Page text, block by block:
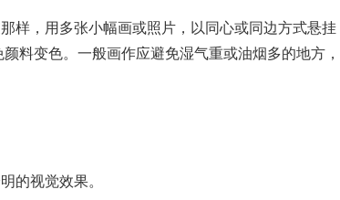
样，用多张小幅画或照片，以同心或同边方式悬
料变色。一般画作应避免湿气重或油烟多的地方
的视觉效果。